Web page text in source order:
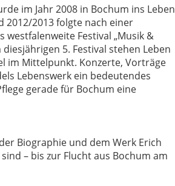
im Jahr 2008 in Bochum ins Leben
2012/2013 folgte nach einer
westfalenweite Festival „Musik &
diesjährigen 5. Festival stehen Leben
im Mittelpunkt. Konzerte, Vorträge
Lebenswerk ein bedeutendes
gerade für Bochum eine
Biographie und dem Werk Erich
– bis zur Flucht aus Bochum am